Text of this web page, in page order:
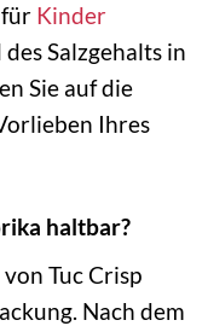
für Kinder
Salzgehalts in
Sie auf die
Ihres
haltbar?
Tuc Crisp
Nach dem